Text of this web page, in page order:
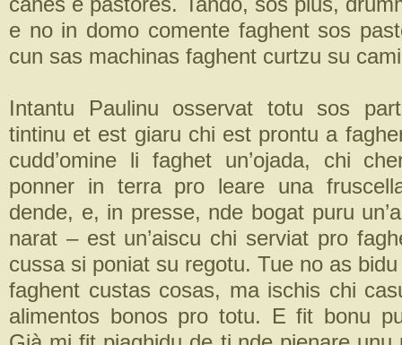
e no in domo comente faghent sos
cun sas machinas faghent curtzu su
Intantu Paulinu osservat totu sos
tintinu et est giaru chi est prontu a
cudd’omine li faghet un’ojada, chi
ponner in terra pro leare una
dende, e, in presse, nde bogat puru
narat – est un’aiscu chi serviat pro
cussa si poniat su regotu. Tue no as
faghent custas cosas, ma ischis chi
alimentos bonos pro totu. E fit bonu